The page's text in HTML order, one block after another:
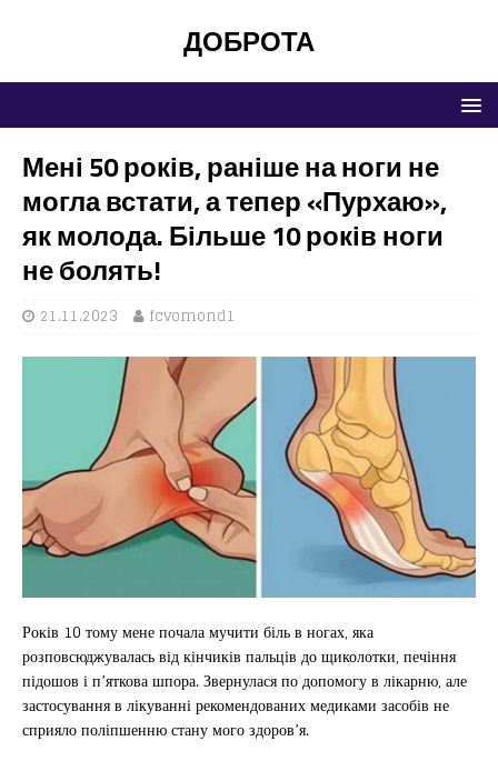
ДОБРОТА
Мені 50 років, раніше на ноги не
могла встати, а тепер «Пурхаю»,
як молода. Більше 10 років ноги
не болять!
21.11.2023 fcvomond1
Років 10 тому мене почала мучити біль в ногах, яка
розповсюджувалась від кінчиків пальців до щиколотки, печіння
підошов і п’яткова шпора. Звернулася по допомогу в лікарню, але
застосування в лікуванні рекомендованих медиками засобів не
сприяло поліпшенню стану мого здоров’я.